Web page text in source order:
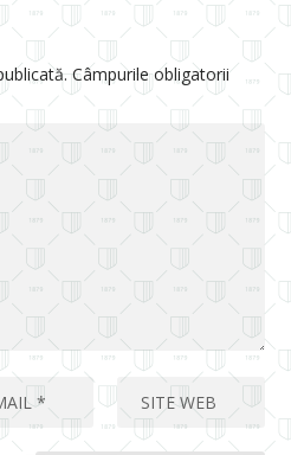
Câmpurile obligatorii